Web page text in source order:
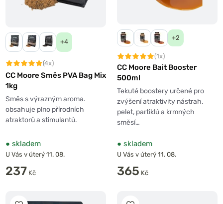
+4
(4x)
CC Moore Směs PVA Bag Mix
1kg
Směs s výrazným aroma.
obsahuje plno přírodních
atraktorů a stimulantů.
● skladem
U Vás v úterý 11. 08.
237 Kč
+2
(1x)
CC Moore Bait Booster
500ml
Tekuté boostery určené pro
zvýšení atraktivity nástrah,
pelet, partiklů a krmných
směsí…
● skladem
U Vás v úterý 11. 08.
365 Kč